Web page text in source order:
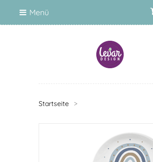
Menü
Startseite >